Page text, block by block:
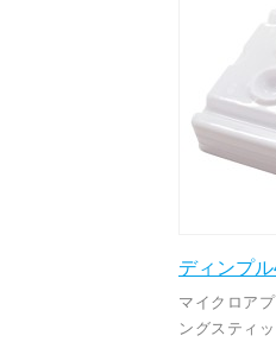
ディンプ
マイクロア
ングスティ